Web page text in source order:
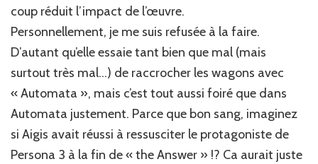
coup réduit l’impact de l’œuvre.
Personnellement, je me suis refusée à la faire.
D’autant qu’elle essaie tant bien que mal (mais
surtout très mal…) de raccrocher les wagons avec
« Automata », mais c’est tout aussi foiré que dans
Automata justement. Parce que bon sang, imaginez
si Aigis avait réussi à ressusciter le protagoniste de
Persona 3 à la fin de « the Answer » !? Ca aurait juste